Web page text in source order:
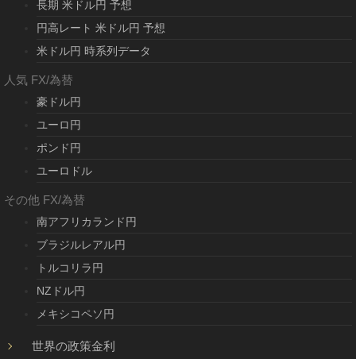
長期 米ドル円 予想
円高レート 米ドル円 予想
米ドル円 時系列データ
人気 FX/為替
豪ドル円
ユーロ円
ポンド円
ユーロドル
その他 FX/為替
南アフリカランド円
ブラジルレアル円
トルコリラ円
NZドル円
メキシコペソ円
世界の政策金利